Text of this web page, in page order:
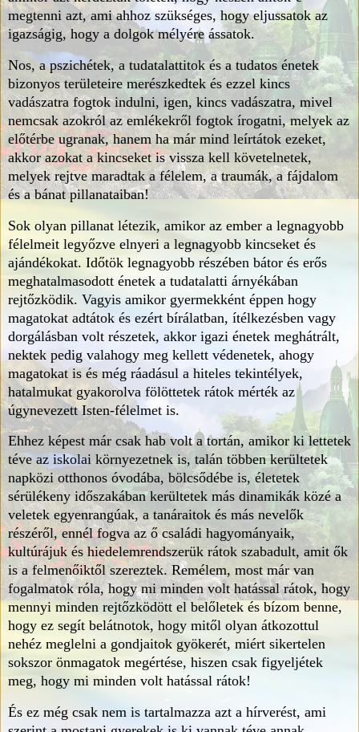
megtenni azt, ami ahhoz szükséges, hogy eljussatok az
igazságig, hogy a dolgok mélyére ássatok.
Nos, a pszichétek, a tudatalattitok és a tudatos énetek
bizonyos területeire merészkedtek és ezzel kincs
vadászatra fogtok indulni, igen, kincs vadászatra, mivel
nemcsak azokról az emlékekről fogtok írogatni, melyek az
előtérbe ugranak, hanem ha már mind leírtátok ezeket,
akkor azokat a kincseket is vissza kell követelnetek,
melyek rejtve maradtak a félelem, a traumák, a fájdalom
és a bánat pillanataiban!
Sok olyan pillanat létezik, amikor az ember a legnagyobb
félelmeit legyőzve elnyeri a legnagyobb kincseket és
ajándékokat. Időtök legnagyobb részében bátor és erős
meghatalmasodott énetek a tudatalatti árnyékában
rejtőzködik. Vagyis amikor gyermekként éppen hogy
magatokat adtátok és ezért bírálatban, ítélkezésben vagy
dorgálásban volt részetek, akkor igazi énetek meghátrált,
nektek pedig valahogy meg kellett védenetek, ahogy
magatokat is és még ráadásul a hiteles tekintélyek,
hatalmukat gyakorolva fölöttetek rátok mérték az
úgynevezett Isten-félelmet is.
Ehhez képest már csak hab volt a tortán, amikor ki lettetek
téve az iskolai környezetnek is, talán többen kerültetek
napközi otthonos óvodába, bölcsődébe is, életetek
sérülékeny időszakában kerültetek más dinamikák közé a
veletek egyenrangúak, a tanáraitok és más nevelők
részéről, ennél fogva az ő családi hagyományaik,
kultúrájuk és hiedelemrendszerük rátok szabadult, amit ők
is a felmenőiktől szereztek. Remélem, most már van
fogalmatok róla, hogy mi minden volt hatással rátok, hogy
mennyi minden rejtőzködött el belőletek és bízom benne,
hogy ez segít belátnotok, hogy mitől olyan átkozottul
nehéz meglelni a gondjaitok gyökerét, miért sikertelen
sokszor önmagatok megértése, hiszen csak figyeljétek
meg, hogy mi minden volt hatással rátok!
És ez még csak nem is tartalmazza azt a hírverést, ami